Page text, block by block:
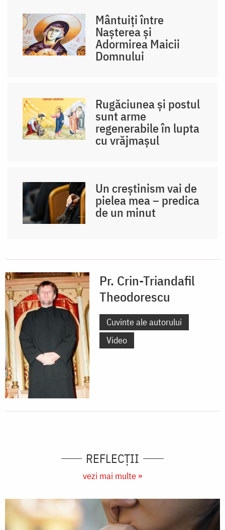
Mântuiți între
Nașterea și
Adormirea Maicii
Domnului
Rugăciunea și postul
sunt arme
regenerabile în lupta
cu vrăjmașul
Un creștinism vai de
pielea mea – predica
de un minut
Pr. Crin-Triandafil
Theodorescu
Cuvinte ale autorului
Video
REFLECȚII
vezi mai multe »